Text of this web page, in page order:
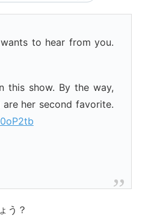
wants to hear from you.
this show. By the way,
her second favorite.
う？